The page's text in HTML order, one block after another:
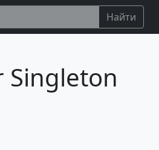
Найти
Singleton